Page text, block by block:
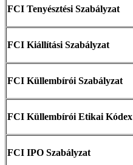
FCI Tenyésztési Szabályzat
FCI Kiállítási Szabályzat
FCI Küllembírói Szabályzat
FCI Küllembírói Etikai Kódex
FCI IPO Szabályzat